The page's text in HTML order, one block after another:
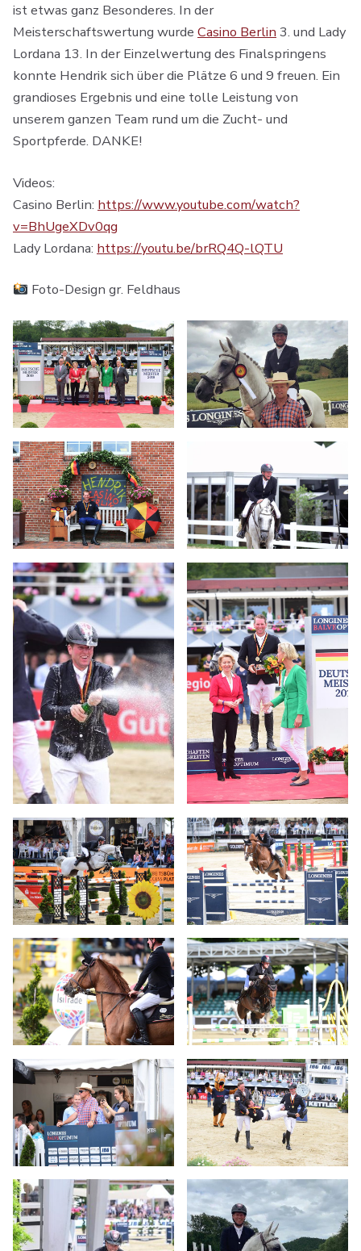
ist etwas ganz Besonderes. In der
Meisterschaftswertung wurde Casino Berlin 3. und Lady
Lordana 13. In der Einzelwertung des Finalspringens
konnte Hendrik sich über die Plätze 6 und 9 freuen. Ein
grandioses Ergebnis und eine tolle Leistung von
unserem ganzen Team rund um die Zucht- und
Sportpferde. DANKE!
Videos:
Casino Berlin: https://www.youtube.com/watch?
v=BhUgeXDv0qg
Lady Lordana: https://youtu.be/brRQ4Q-lQTU
Foto-Design gr. Feldhaus